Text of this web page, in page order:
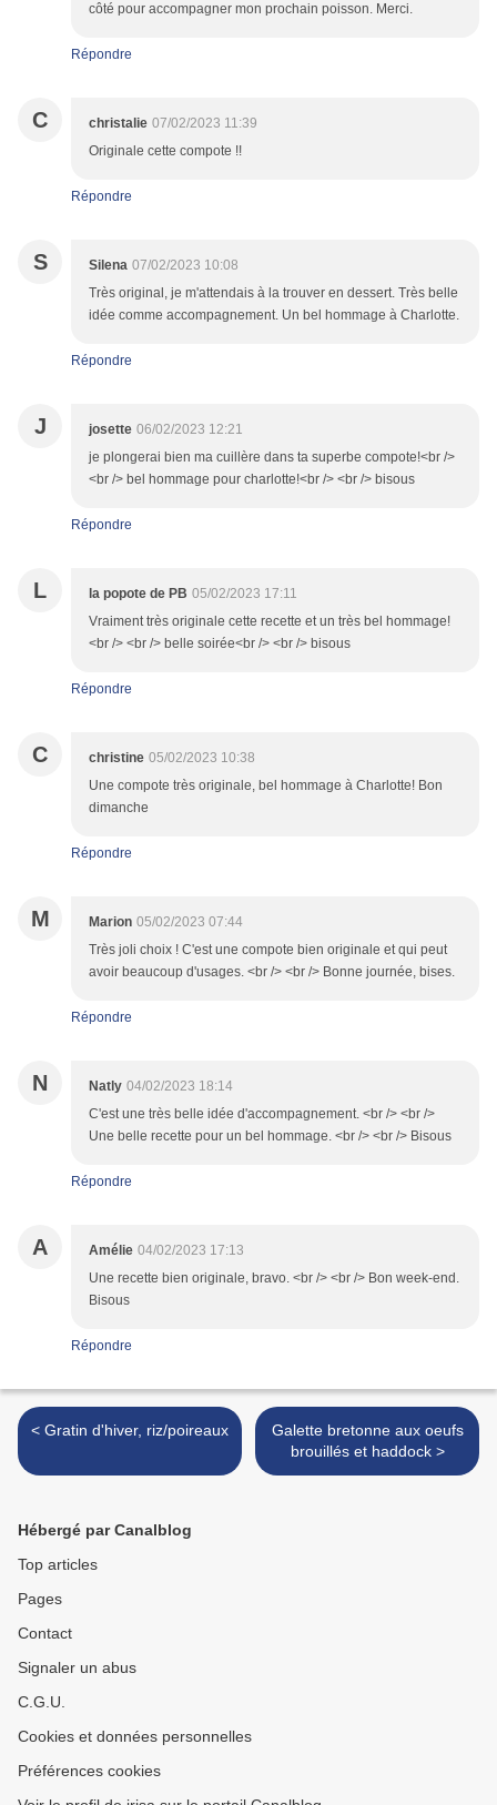
côté pour accompagner mon prochain poisson. Merci.
Répondre
C christalie 07/02/2023 11:39
Originale cette compote !!
Répondre
S Silena 07/02/2023 10:08
Très original, je m'attendais à la trouver en dessert. Très belle
idée comme accompagnement. Un bel hommage à Charlotte.
Répondre
J josette 06/02/2023 12:21
je plongerai bien ma cuillère dans ta superbe compote!<br />
<br /> bel hommage pour charlotte!<br /> <br /> bisous
Répondre
L la popote de PB 05/02/2023 17:11
Vraiment très originale cette recette et un très bel hommage!
<br /> <br /> belle soirée<br /> <br /> bisous
Répondre
C christine 05/02/2023 10:38
Une compote très originale, bel hommage à Charlotte! Bon
dimanche
Répondre
M Marion 05/02/2023 07:44
Très joli choix ! C'est une compote bien originale et qui peut
avoir beaucoup d'usages. <br /> <br /> Bonne journée, bises.
Répondre
N Natly 04/02/2023 18:14
C'est une très belle idée d'accompagnement. <br /> <br />
Une belle recette pour un bel hommage. <br /> <br /> Bisous
Répondre
A Amélie 04/02/2023 17:13
Une recette bien originale, bravo. <br /> <br /> Bon week-end.
Bisous
Répondre
< Gratin d'hiver, riz/poireaux
Galette bretonne aux oeufs
brouillés et haddock >
Hébergé par Canalblog
Top articles
Pages
Contact
Signaler un abus
C.G.U.
Cookies et données personnelles
Préférences cookies